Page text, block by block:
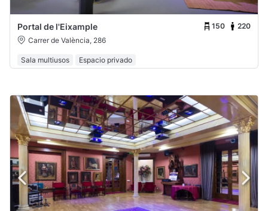
Portal de l'Eixample 150
220
Carrer de València, 286
Sala multiusos Espacio privado